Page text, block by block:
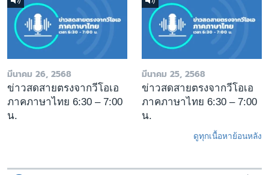
มีนาคม 26, 2568
ข่าวสดสายตรงจากวีโอเอ
ภาคภาษาไทย 6:30 – 7:00
น.
มีนาคม 25, 2568
ข่าวสดสายตรงจากวีโอเอ
ภาคภาษาไทย 6:30 – 7:00
น.
ดูทุกเนื้อหาย้อนหลัง